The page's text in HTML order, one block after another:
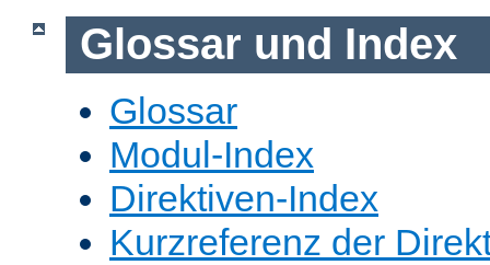
Glossar und Index
Glossar
Modul-Index
Direktiven-Index
Kurzreferenz der